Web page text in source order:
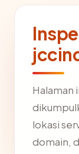
Halaman
lokasi
domain,